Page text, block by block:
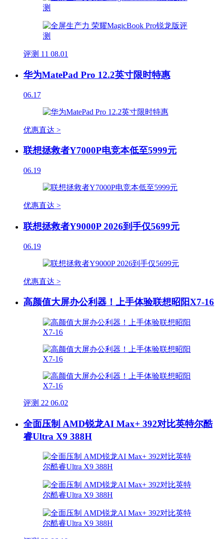
评测 11 08.01
华为MatePad Pro 12.2英寸限时特惠
06.17
优惠直达 >
联想拯救者Y7000P电竞本低至5999元
06.19
优惠直达 >
联想拯救者Y9000P 2026到手仅5699元
06.19
优惠直达 >
高颜值大屏办公利器！上手体验联想昭阳X7-16
评测 22 06.02
全面压制 AMD锐龙AI Max+ 392对比英特尔酷
睿Ultra X9 388H